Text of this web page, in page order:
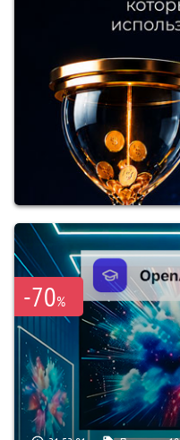
-70%